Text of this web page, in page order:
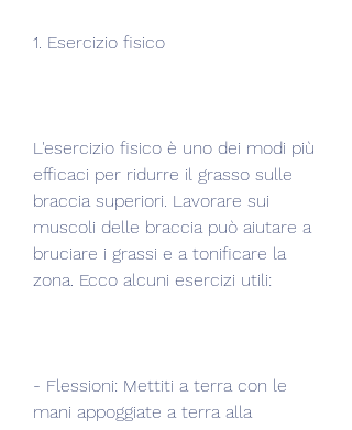
1. Esercizio fisico
L'esercizio fisico è uno dei modi più
efficaci per ridurre il grasso sulle
braccia superiori. Lavorare sui
muscoli delle braccia può aiutare a
bruciare i grassi e a tonificare la
zona. Ecco alcuni esercizi utili:
- Flessioni: Mettiti a terra con le
mani appoggiate a terra alla